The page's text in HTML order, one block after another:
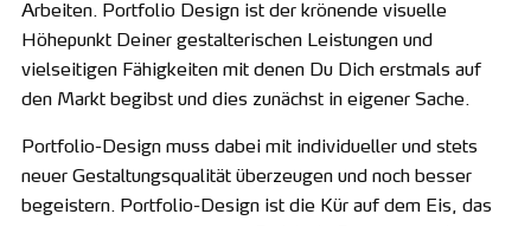
Arbeiten. Portfolio Design ist der krönende visuelle
Höhepunkt Deiner gestalterischen Leistungen und
vielseitigen Fähigkeiten mit denen Du Dich erstmals auf
den Markt begibst und dies zunächst in eigener Sache.
Portfolio-Design muss dabei mit individueller und stets
neuer Gestaltungsqualität überzeugen und noch besser
begeistern. Portfolio-Design ist die Kür auf dem Eis, das